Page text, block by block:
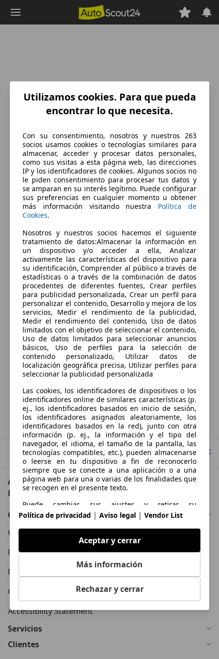
Sorry, something went wrong.
Go to application home
Ir arriba
AutoScout24: el mayor mercado de automoción de
Europa
Conócenos
Condiciones Generales
Política de Privacidad
Política de Cookies
Contacto
Accessibility Statement
Servicios
Clientes
Utilizamos cookies. Para que pueda
encontrar lo que necesita.
Con su consentimiento, nosotros y nuestros 263
socios usamos cookies o tecnologías similares para
almacenar, acceder y procesar datos personales,
como sus visitas a esta página web, las direcciones
IP y los identificadores de cookies. Algunos socios no
le piden consentimiento para procesar tus datos y
se amparan en su interés legítimo. Puede configurar
sus preferencias en cualquier momento u obtener
más información visitando nuestra Política de
Cookies.
Nosotros y nuestros socios hacemos el siguiente
tratamiento de datos:Almacenar la información en
un dispositivo y/o acceder a ella, Analizar
activamente las características del dispositivo para
su identificación, Comprender al público a través de
estadísticas o a través de la combinación de datos
procedentes de diferentes fuentes, Crear perfiles
para publicidad personalizada, Crear un perfil para
personalizar el contenido, Desarrollo y mejora de los
servicios, Medir el rendimiento de la publicidad,
Medir el rendimiento del contenido, Uso de datos
limitados con el objetivo de seleccionar el contenido,
Uso de datos limitados para seleccionar anuncios
básicos, Uso de perfiles para la selección de
contenido personalizado, Utilizar datos de
localización geográfica precisa, Utilizar perfiles para
seleccionar la publicidad personalizada
Las cookies, los identificadores de dispositivos o los
identificadores online de similares características (p.
ej., los identificadores basados en inicio de sesión,
los identificadores asignados aleatoriamente, los
identificadores basados en la red), junto con otra
información (p. ej., la información y el tipo del
navegador, el idioma, el tamaño de la pantalla, las
tecnologías compatibles, etc.), pueden almacenarse
o leerse en tu dispositivo a fin de reconocerlo
siempre que se conecte a una aplicación o a una
página web para una o varias de los finalidades que
se recogen en el presente texto.
Puede cambiar sus ajustes y retirar su
consentimiento en cualquier momento a través del
Gestor de Privacidad en nuestra Política de
privacidad.
Propósitos
identificación mediante análisis de dispositivos
Publicidad y contenido personalizados, medición de
publicidad y contenido, investigación de audiencia y
desarrollo de servicios
Funciones esenciales de la página
Política de privacidad | Aviso legal | Vendor List
Aceptar y cerrar
Más información
Rechazar y cerrar